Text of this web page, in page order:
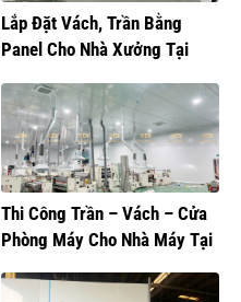
Lắp Đặt Vách, Trần Bằng
Panel Cho Nhà Xưởng Tại
Thi Công Trần – Vách – Cửa
Phòng Máy Cho Nhà Máy Tại